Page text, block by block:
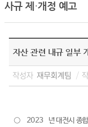
사규 제·개정 예고
자산 관련 내규 일부
작성자 재무회계팀
○ 2023
년 대전시 종